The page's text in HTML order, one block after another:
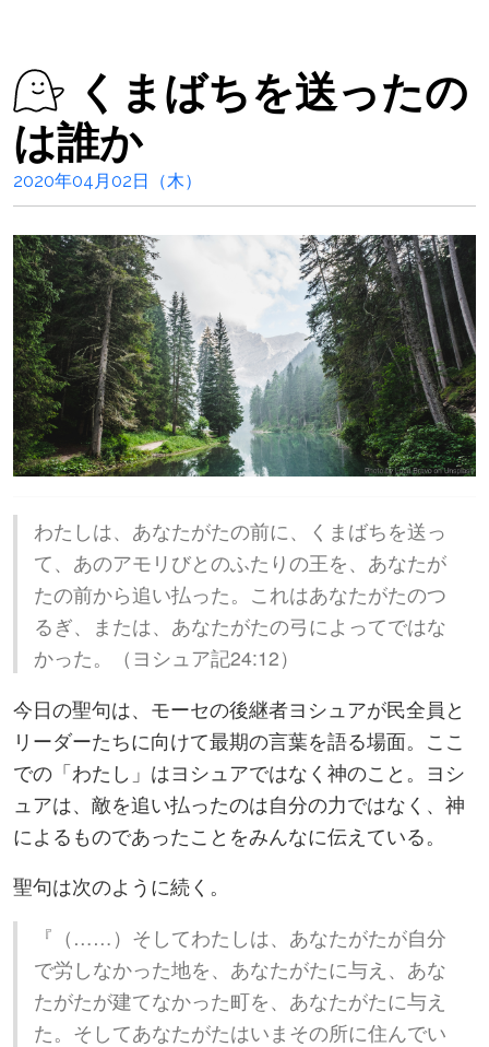
くまばちを送ったの
は誰か
2020年04月02日（木）
わたしは、あなたがたの前に、くまばちを送っ
て、あのアモリびとのふたりの王を、あなたが
たの前から追い払った。これはあなたがたのつ
るぎ、または、あなたがたの弓によってではな
かった。（ヨシュア記24:12）
今日の聖句は、モーセの後継者ヨシュアが民全員と
リーダーたちに向けて最期の言葉を語る場面。ここ
での「わたし」はヨシュアではなく神のこと。ヨシ
ュアは、敵を追い払ったのは自分の力ではなく、神
によるものであったことをみんなに伝えている。
聖句は次のように続く。
『（……）そしてわたしは、あなたがたが自分
で労しなかった地を、あなたがたに与え、あな
たがたが建てなかった町を、あなたがたに与え
た。そしてあなたがたはいまその所に住んでい